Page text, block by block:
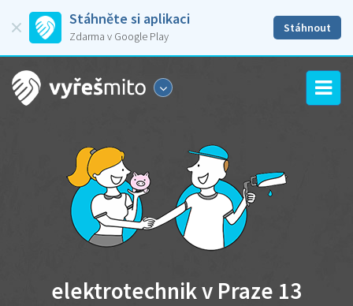
Stáhněte si aplikaci
Zdarma v Google Play
Stáhnout
elektrotechnik v Praze 13